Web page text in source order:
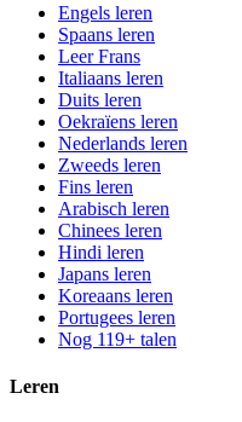
Engels leren
Spaans leren
Leer Frans
Italiaans leren
Duits leren
Oekraïens leren
Nederlands leren
Zweeds leren
Fins leren
Arabisch leren
Chinees leren
Hindi leren
Japans leren
Koreaans leren
Portugees leren
Nog 119+ talen
Leren